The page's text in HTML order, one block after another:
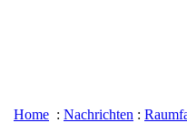
Home : Nachrichten :